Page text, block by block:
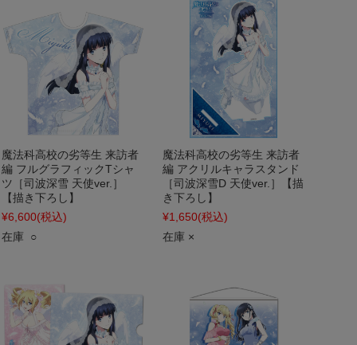
魔法科高校の劣等生 来訪者
編 フルグラフィックTシャ
ツ［司波深雪 天使ver.］
【描き下ろし】
¥6,600(税込)
在庫 ○
魔法科高校の劣等生 来訪者
編 アクリルキャラスタンド
［司波深雪D 天使ver.］【描
き下ろし】
¥1,650(税込)
在庫 ×